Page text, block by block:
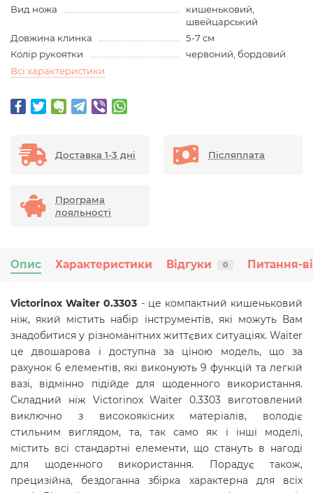
Вид ножа
кишеньковий,
швейцарський
Довжина клинка
5-7 см
Колір рукоятки
червоний, бордовий
Всі характеристики
Доставка 1-3 дні Післяплата
Програма
лояльності
Опис Характеристики Відгуки 0 Питання-
Victorinox Waiter 0.3303 - це компактний кишеньковий
ніж, який містить набір інструментів, які можуть Вам
знадобитися у різноманітних життєвих ситуаціях. Waiter
це двошарова і доступна за ціною модель, що за
рахунок 6 елементів, які виконують 9 функцій та легкій
вазі, відмінно підійде для щоденного використання.
Складний ніж Victorinox Waiter 0.3303 виготовлений
виключно з високоякісних матеріалів, володіє
стильним виглядом, та, так само як і інші моделі,
містить всі стандартні елементи, що стануть в нагоді
для щоденного використання. Порадує також,
прецизійна, бездоганна збірка характерна для всіх